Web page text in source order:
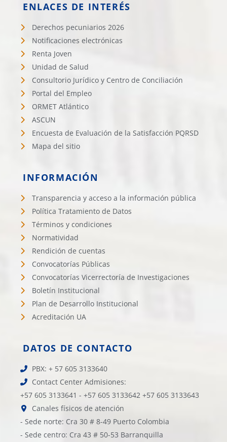
ENLACES DE INTERÉS
Derechos pecuniarios 2026
Notificaciones electrónicas
Renta Joven
Unidad de Salud
Consultorio Jurídico y Centro de Conciliación
Portal del Empleo
ORMET Atlántico
ASCUN
Encuesta de Evaluación de la Satisfacción PQRSD
Mapa del sitio
INFORMACIÓN
Transparencia y acceso a la información pública
Política Tratamiento de Datos
Términos y condiciones
Normatividad
Rendición de cuentas
Convocatorías Públicas
Convocatorías Vicerrectoría de Investigaciones
Boletín Institucional
Plan de Desarrollo Institucional
Acreditación UA
DATOS DE CONTACTO
PBX: + 57 605 3133640
Contact Center Admisiones:
+57 605 3133641 - +57 605 3133642 +57 605 3133643
Canales físicos de atención
- Sede norte: Cra 30 # 8-49 Puerto Colombia
- Sede centro: Cra 43 # 50-53 Barranquilla